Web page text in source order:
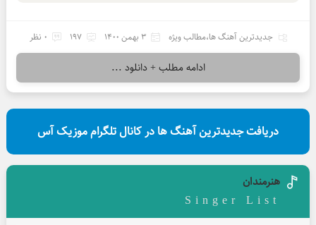
جدیدترین آهنگ ها،مطالب ویژه 3 بهمن 1400 197 0 نظر
ادامه مطلب + دانلود ...
دریافت جدیدترین آهنگ ها در کانال تلگرام موزیک آس
هنرمندان
Singer List